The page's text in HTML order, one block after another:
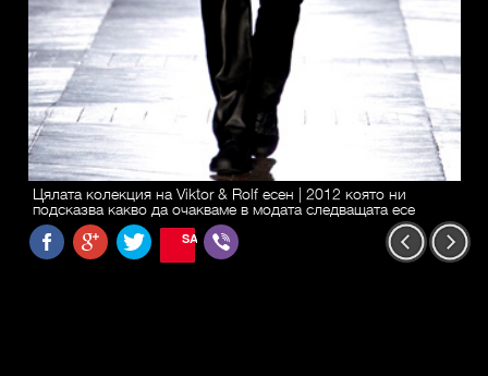
Цялата колекция на Viktor & Rolf есен | 2012 която ни
подсказва какво да очакваме в модата следващата есе
SAVE